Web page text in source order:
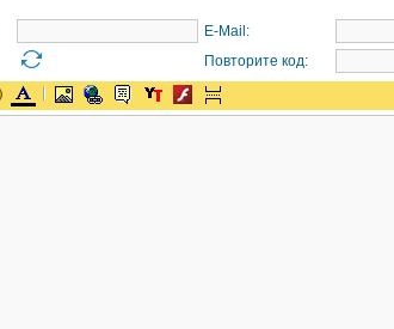
E-Mail:
Повторите код: